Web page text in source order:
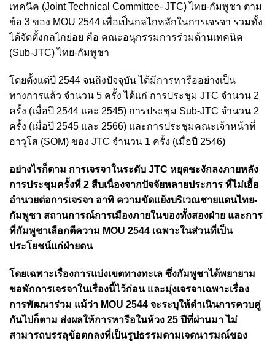
เทคนิค (Joint Technical Committee- JTC) ไทย-กัมพูชา ตาม
ข้อ 3 ของ MOU 2544 เพื่อเป็นกลไกหลักในการเจรจา รวมทั้ง
ได้จัดตั้งกลไกย่อย คือ คณะอนุกรรมการร่วมด้านเทคนิค
(Sub-JTC) ไทย-กัมพูชา
โดยตั้งแต่ปี 2544 จนถึงปัจจุบัน ได้มีการหารืออย่างเป็น
ทางการแล้ว จำนวน 5 ครั้ง ได้แก่ การประชุม JTC จำนวน 2
ครั้ง (เมื่อปี 2544 และ 2545) การประชุม Sub-JTC จำนวน 2
ครั้ง (เมื่อปี 2545 และ 2566) และการประชุมคณะเจ้าหน้าที่
อาวุโส (SOM) ของ JTC จำนวน 1 ครั้ง (เมื่อปี 2546)
อย่างไรก็ตาม การเจรจาในระดับ JTC หยุดชะงักลงภายหลัง
การประชุมครั้งที่ 2 สืบเนื่องจากปัจจัยหลายประการ ที่ไม่เอื้อ
อำนวยต่อการเจรจา อาทิ ความขัดแย้งบริเวณชายแดนไทย-
กัมพูชา สถานการณ์การเมืองภายในของทั้งสองฝ่าย และการ
ที่กัมพูชาเลือกตีความ MOU 2544 เฉพาะในส่วนที่เป็น
ประโยชน์แก่ฝ่ายตน
โดยเฉพาะเรื่องการแบ่งเขตทางทะเล ซึ่งกัมพูชาได้พยายาม
ขอพักการเจรจาในเรื่องนี้ไว้ก่อน และมุ่งเจรจาเฉพาะเรื่อง
การพัฒนาร่วม แม้ว่า MOU 2544 จะระบุให้ดำเนินการควบคู่
กันไปก็ตาม ส่งผลให้การหารือในห้วง 25 ปีที่ผ่านมา ไม่
สามารถบรรลุข้อตกลงที่เป็นรูปธรรมตามเจตนารมณ์ของ